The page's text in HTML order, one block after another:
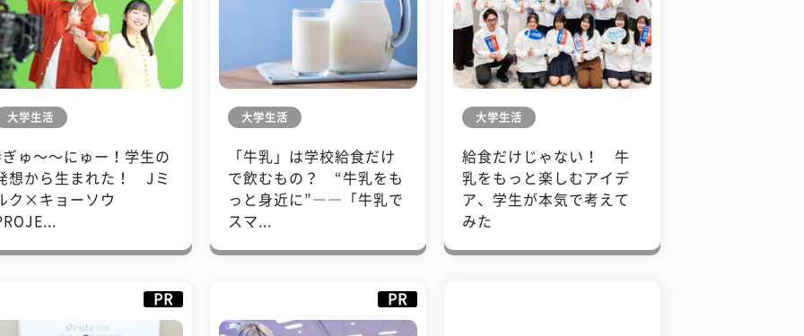
大学生活
ぎゅ〜〜にゅー！学生の
想から生まれた！ Jミ
ク×キョーソウ
大学生活
「牛乳」は学校給食だけ
で飲むもの？ “牛乳をも
っと身近に”――「牛乳で
スマ...
大学生活
給食だけじゃない！ 牛
乳をもっと楽しむアイデ
ア、学生が本気で考えて
みた
PR PR